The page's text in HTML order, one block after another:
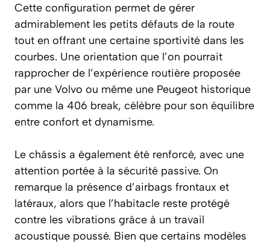
Cette configuration permet de gérer
admirablement les petits défauts de la route
tout en offrant une certaine sportivité dans les
courbes. Une orientation que l’on pourrait
rapprocher de l’expérience routière proposée
par une Volvo ou même une Peugeot historique
comme la 406 break, célèbre pour son équilibre
entre confort et dynamisme.
Le châssis a également été renforcé, avec une
attention portée à la sécurité passive. On
remarque la présence d’airbags frontaux et
latéraux, alors que l’habitacle reste protégé
contre les vibrations grâce à un travail
acoustique poussé. Bien que certains modèles